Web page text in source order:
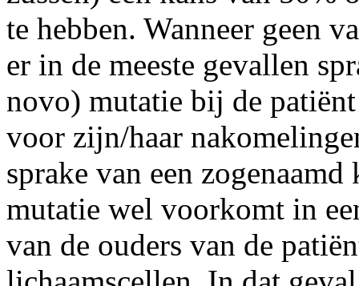
te hebben. Wanneer geen
er in de meeste gevallen
novo) mutatie bij de
voor zijn/haar
sprake van een
mutatie wel voorkomt in
van de ouders van de